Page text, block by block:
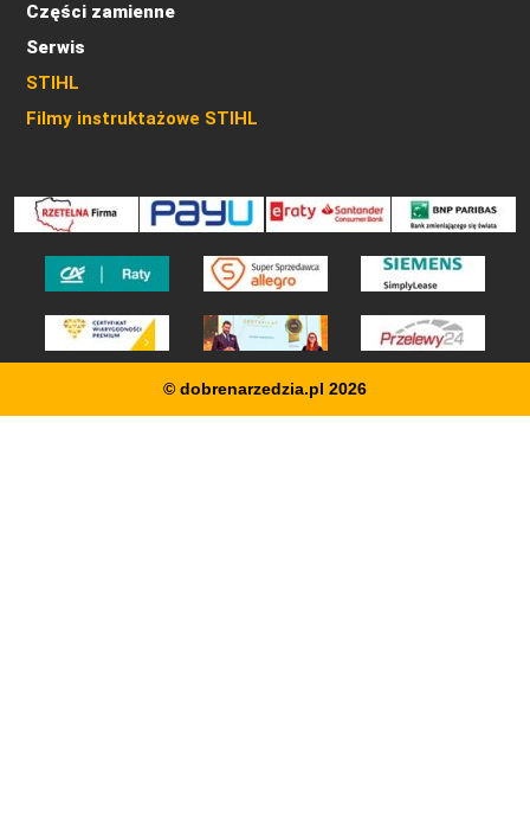
Części zamienne
Serwis
STIHL
Filmy instruktażowe STIHL
© dobrenarzedzia.pl 2026